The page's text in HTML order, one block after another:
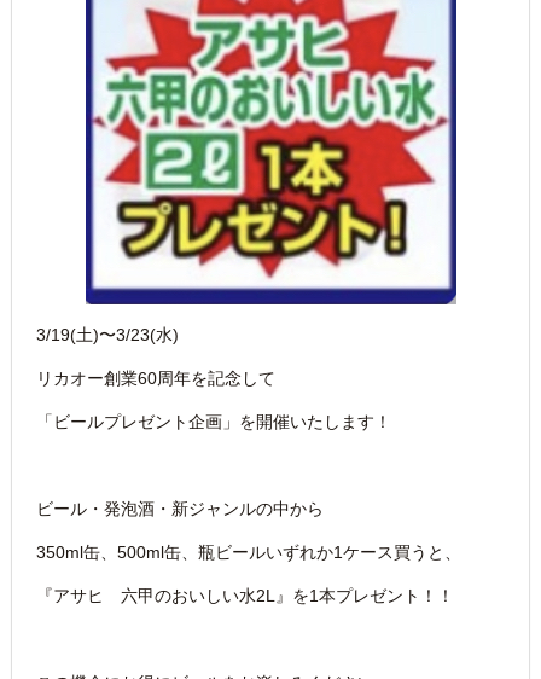
3/19(土)〜3/23(水)
リカオー創業60周年を記念して
「ビールプレゼント企画」を開催いたします！
ビール・発泡酒・新ジャンルの中から
350ml缶、500ml缶、瓶ビールいずれか1ケース買うと、
『アサヒ 六甲のおいしい水2L』を1本プレゼント！！